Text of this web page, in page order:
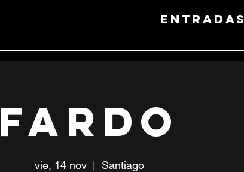
entradas
FARDO
vie, 14 nov
  |
Santiago